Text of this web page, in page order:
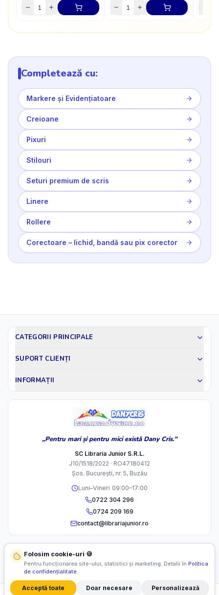
Completează cu:
Markere și Evidențiatoare
Creioane
Pixuri
Stilouri
Seturi premium de scris
Linere
Rollere
Corectoare – lichid, bandă sau pix corector
CATEGORII PRINCIPALE
SUPORT CLIENȚI
INFORMAȚII
„Pentru mari și pentru mici există Dany Cris."
SC Libraria Junior S.R.L.
J10/1518/2022 · RO47180412
Șos. București, nr. 5, Buzău
Luni–Vineri 09:00–17:00
0722 304 296
0724 209 169
contact@librariajunior.ro
Folosim cookie-uri 🍪
Pentru funcționarea site-ului, statistici și marketing. Detalii în Politica
de confidențialitate.
Acceptă toate Doar necesare Personalizează